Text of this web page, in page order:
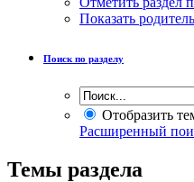
Показать
Поиск по разделу
Отобразить
Расширенный
Темы раздела